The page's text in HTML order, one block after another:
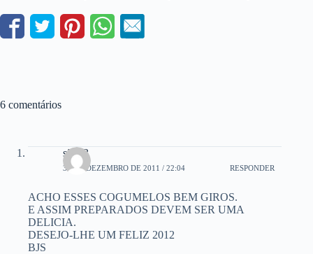
6 comentários
são33
30 DE DEZEMBRO DE 2011 / 22:04 RESPONDER
ACHO ESSES COGUMELOS BEM GIROS.
E ASSIM PREPARADOS DEVEM SER UMA
DELICIA.
DESEJO-LHE UM FELIZ 2012
BJS